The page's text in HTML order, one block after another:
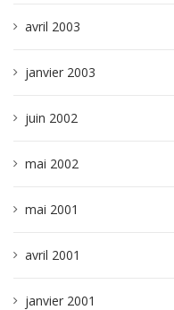
avril 2003
janvier 2003
juin 2002
mai 2002
mai 2001
avril 2001
janvier 2001